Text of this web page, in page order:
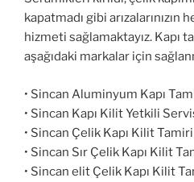
kapatmadı gibi arızalarınızın
hizmeti sağlamaktayız. Kapı
aşağıdaki markalar için
• Sincan Aluminyum Kapı
• Sincan Kapı Kilit Yetkili
• Sincan Çelik Kapı Kilit
• Sincan Sır Çelik Kapı Kilit
• Sincan elit Çelik Kapı Kilit